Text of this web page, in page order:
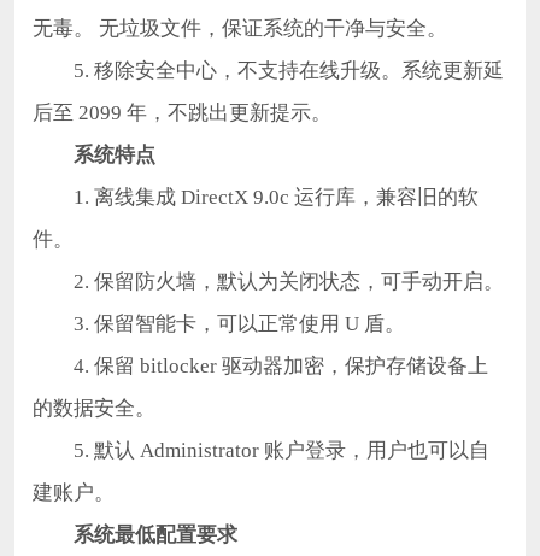
无毒。 无垃圾文件，保证系统的干净与安全。
5. 移除安全中心，不支持在线升级。系统更新延
后至 2099 年，不跳出更新提示。
系统特点
1. 离线集成 DirectX 9.0c 运行库，兼容旧的软
件。
2. 保留防火墙，默认为关闭状态，可手动开启。
3. 保留智能卡，可以正常使用 U 盾。
4. 保留 bitlocker 驱动器加密，保护存储设备上
的数据安全。
5. 默认 Administrator 账户登录，用户也可以自
建账户。
系统最低配置要求